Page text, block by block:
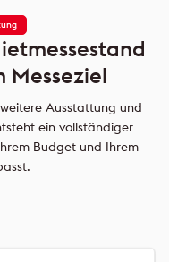
Messeziel
Ausstattung und
ein vollständiger
Budget und Ihrem